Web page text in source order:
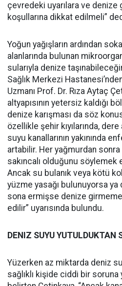
çevredeki uyarılara ve denize
koşullarına dikkat edilmeli”
Yoğun yağışların ardından
alanlarında bulunan
sularıyla denize
Sağlık Merkezi
Uzmanı Prof. Dr. Rıza Aytaç
altyapısının yetersiz kaldığı
denize karışması da söz
özellikle şehir kıyılarında,
suyu kanallarının yakınında
artabilir. Her yağmurdan
sakıncalı olduğunu
Ancak su bulanık veya kötü
yüzme yasağı bulunuyorsa ya
sona ermişse denize
edilir” uyarısında bulundu.
DENIZ SUYU YUTULDUKTAN
Yüzerken az miktarda deniz
sağlıklı kişide ciddi bir soruna